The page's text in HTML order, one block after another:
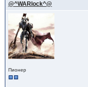
@^WARlock^@
Пионер